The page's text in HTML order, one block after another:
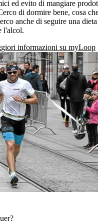
ed evito di mangiare
di dormire bene, cosa
anche di seguire una
l'alcol.
informazioni su myLoop